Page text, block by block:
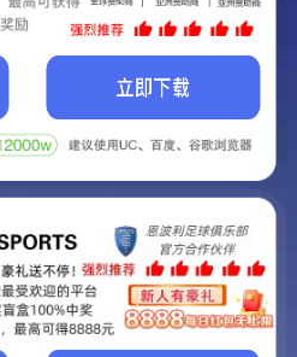
上线啦...
站正在建设.
常棒的网站.
系我们!